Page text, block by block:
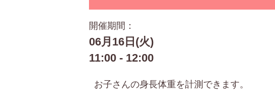
開催期間：
06月16日(火)
11:00 - 12:00
お子さんの身長体重を計測できます。